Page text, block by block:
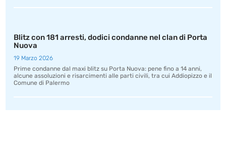
Blitz con 181 arresti, dodici condanne nel clan di Porta
Nuova
19 Marzo 2026
Prime condanne dal maxi blitz su Porta Nuova: pene fino a 14 anni,
alcune assoluzioni e risarcimenti alle parti civili, tra cui Addiopizzo e il
Comune di Palermo